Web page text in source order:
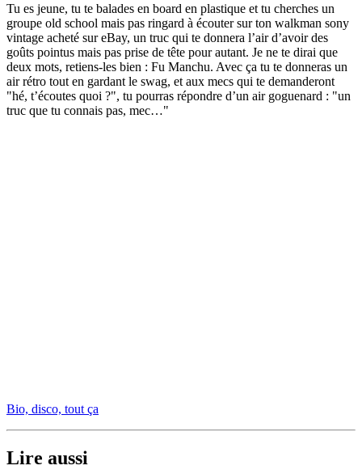
Tu es jeune, tu te balades en board en plastique et tu cherches un
groupe old school mais pas ringard à écouter sur ton walkman sony
vintage acheté sur eBay, un truc qui te donnera l’air d’avoir des
goûts pointus mais pas prise de tête pour autant. Je ne te dirai que
deux mots, retiens-les bien : Fu Manchu. Avec ça tu te donneras un
air rétro tout en gardant le swag, et aux mecs qui te demanderont
"hé, t’écoutes quoi ?", tu pourras répondre d’un air goguenard : "un
truc que tu connais pas, mec…"
Bio, disco, tout ça
Lire aussi